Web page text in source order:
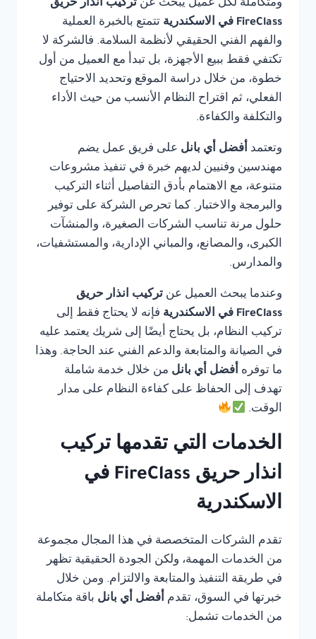
ومتكاملة لكل عميل يبحث عن تركيب انذار حريق
FireClass في الاسكندرية
تتمتع بالخبرة العملية
والفهم الفني الحقيقي لأنظمة السلامة. فالشركة لا
تكتفي فقط ببيع الأجهزة، بل تبدأ مع العميل من أول
خطوة، من خلال دراسة الموقع وتحديد الاحتياج
الفعلي، ثم اقتراح النظام الأنسب من حيث الأداء
والتكلفة والكفاءة.
وتعتمد أفضل أي بانل على فريق عمل يضم
مهندسين وفنيين لديهم خبرة في تنفيذ مشروعات
متنوعة، مع الاهتمام بأدق التفاصيل أثناء التركيب
والبرمجة والاختبار. كما تحرص الشركة على توفير
حلول مرنة تناسب الشركات الصغيرة، والمنشآت
الكبرى، والمصانع، والمباني الإدارية، والمستشفيات،
والمدارس.
وعندما يبحث العميل عن تركيب انذار حريق
FireClass في الاسكندرية
فإنه لا يحتاج فقط إلى
تركيب النظام، بل يحتاج أيضًا إلى شريك يعتمد عليه
في الصيانة والمتابعة والدعم الفني عند الحاجة. وهذا
ما توفره أفضل أي بانل من خلال خدمة شاملة
تهدف إلى الحفاظ على كفاءة النظام على مدار
الوقت.
الخدمات التي تقدمها تركيب
انذار حريق FireClass في
الاسكندرية
تقدم الشركات المتخصصة في هذا المجال مجموعة
من الخدمات المهمة، ولكن الجودة الحقيقية تظهر
في طريقة التنفيذ والمتابعة والالتزام. ومن خلال
خبرتها في السوق، تقدم أفضل أي بانل باقة متكاملة
من الخدمات تشمل: